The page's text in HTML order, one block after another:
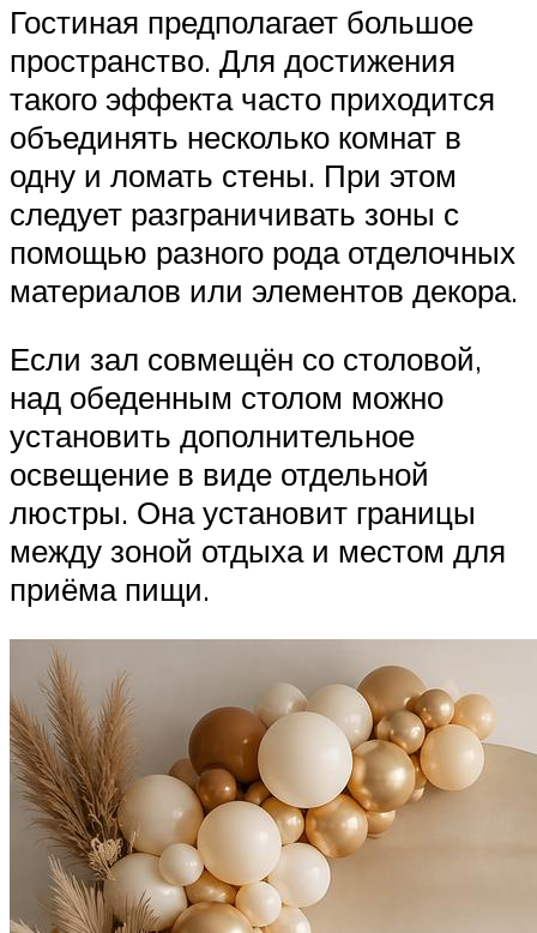
Гостиная предполагает большое
пространство. Для достижения
такого эффекта часто приходится
объединять несколько комнат в
одну и ломать стены. При этом
следует разграничивать зоны с
помощью разного рода отделочных
материалов или элементов декора.
Если зал совмещён со столовой,
над обеденным столом можно
установить дополнительное
освещение в виде отдельной
люстры. Она установит границы
между зоной отдыха и местом для
приёма пищи.